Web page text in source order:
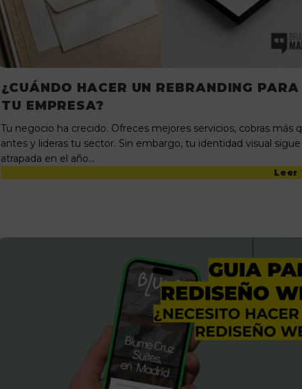
¿CUÁNDO HACER UN REBRANDING PARA
TU EMPRESA?
Tu negocio ha crecido. Ofreces mejores servicios, cobras más
antes y lideras tu sector. Sin embargo, tu identidad visual sigue
atrapada en el año…
Leer